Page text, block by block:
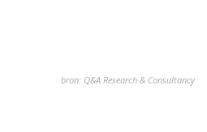
bron: Q&A Research & Consultancy